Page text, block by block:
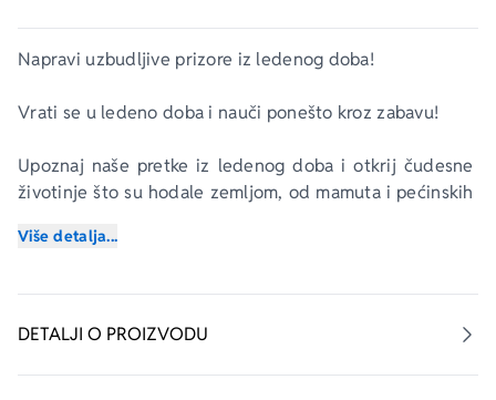
Napravi uzbudljive prizore iz ledenog doba!
Vrati se u ledeno doba i nauči ponešto kroz zabavu!
Upoznaj naše pretke iz ledenog doba i otkrij čudesne
životinje što su hodale zemljom, od mamuta i pećinskih
mnoštvom nalepnicama oživi ledeno doba!
Više detalja...
DETALJI O PROIZVODU